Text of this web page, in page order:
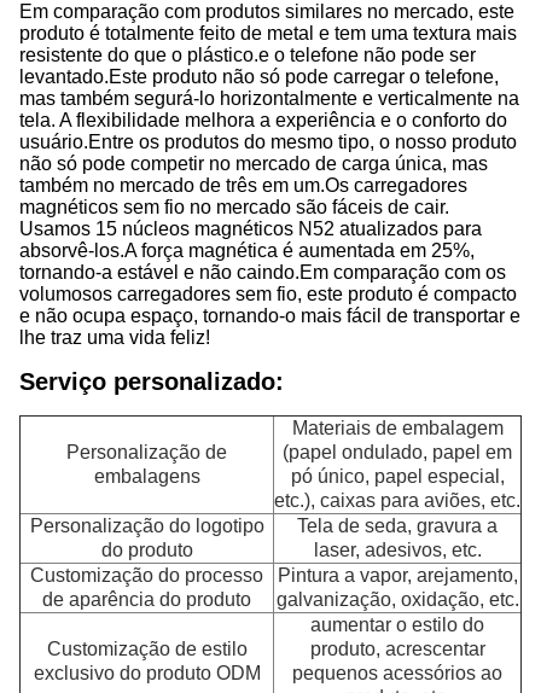
Em comparação com produtos similares no mercado, este
produto é totalmente feito de metal e tem uma textura mais
resistente do que o plástico.e o telefone não pode ser
levantado.Este produto não só pode carregar o telefone,
mas também segurá-lo horizontalmente e verticalmente na
tela. A flexibilidade melhora a experiência e o conforto do
usuário.Entre os produtos do mesmo tipo, o nosso produto
não só pode competir no mercado de carga única, mas
também no mercado de três em um.Os carregadores
magnéticos sem fio no mercado são fáceis de cair.
Usamos 15 núcleos magnéticos N52 atualizados para
absorvê-los.A força magnética é aumentada em 25%,
tornando-a estável e não caindo.Em comparação com os
volumosos carregadores sem fio, este produto é compacto
e não ocupa espaço, tornando-o mais fácil de transportar e
lhe traz uma vida feliz!
Serviço personalizado:
Personalização de
embalagens
Materiais de embalagem
(papel ondulado, papel em
pó único, papel especial,
etc.), caixas para aviões, etc.
Personalização do logotipo
do produto
Tela de seda, gravura a
laser, adesivos, etc.
Customização do processo
de aparência do produto
Pintura a vapor, arejamento,
galvanização, oxidação, etc.
Customização de estilo
exclusivo do produto ODM
aumentar o estilo do
produto, acrescentar
pequenos acessórios ao